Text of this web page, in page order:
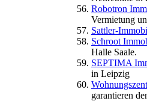
Robotron
Vermietung
Sattler-
Schroot
Halle Saale.
SEPTIMA
in Leipzig
garantieren